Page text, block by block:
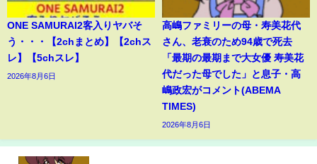
ONE SAMURAI2客入りヤバそ
う・・・【2chまとめ】【2chス
レ】【5chスレ】
2026年8月6日
高嶋ファミリーの母・寿美花代
さん、老衰のため94歳で死去
「最期の最期まで大女優 寿美花
代だった母でした」と息子・高
嶋政宏がコメント(ABEMA
TIMES)
2026年8月6日